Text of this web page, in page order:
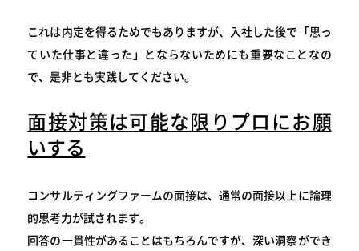
これは内定を得るためでもありますが、入社した後で「思っ
ていた仕事と違った」とならないためにも重要なことなの
で、是非とも実践してください。
面接対策は可能な限りプロにお願
いする
コンサルティングファームの面接は、通常の面接以上に論理
的思考力が試されます。
回答の一貫性があることはもちろんですが、深い洞察ができ